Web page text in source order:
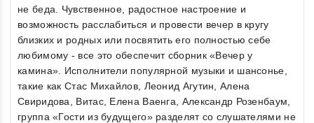
не беда. Чувственное, радостное настроение и
возможность расслабиться и провести вечер в кругу
близких и родных или посвятить его полностью себе
любимому - все это обеспечит сборник «Вечер у
камина». Исполнители популярной музыки и шансонье,
такие как Стас Михайлов, Леонид Агутин, Алена
Свиридова, Витас, Елена Ваенга, Александр Розенбаум,
группа «Гости из будущего» разделят со слушателями не